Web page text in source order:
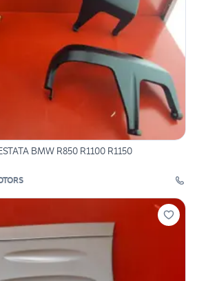
BMW R850 R1100 R1150